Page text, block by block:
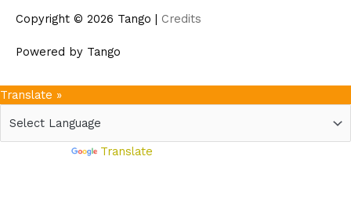
Copyright © 2026 Tango | Credits
Powered by Tango
Translate »
Translate